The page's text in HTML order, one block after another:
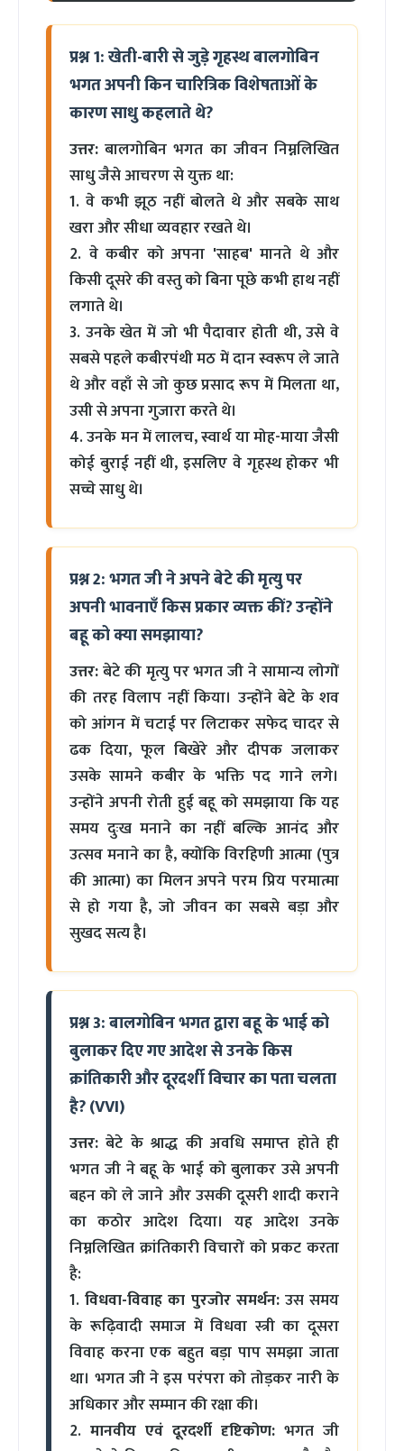
प्रश्न 1: खेती-बारी से जुड़े गृहस्थ बालगोबिन
भगत अपनी किन चारित्रिक विशेषताओं के
कारण साधु कहलाते थे?
उत्तर: बालगोबिन भगत का जीवन निम्नलिखित
साधु जैसे आचरण से युक्त था:
1. वे कभी झूठ नहीं बोलते थे और सबके साथ
खरा और सीधा व्यवहार रखते थे।
2. वे कबीर को अपना 'साहब' मानते थे और
किसी दूसरे की वस्तु को बिना पूछे कभी हाथ नहीं
लगाते थे।
3. उनके खेत में जो भी पैदावार होती थी, उसे वे
सबसे पहले कबीरपंथी मठ में दान स्वरूप ले जाते
थे और वहाँ से जो कुछ प्रसाद रूप में मिलता था,
उसी से अपना गुजारा करते थे।
4. उनके मन में लालच, स्वार्थ या मोह-माया जैसी
कोई बुराई नहीं थी, इसलिए वे गृहस्थ होकर भी
सच्चे साधु थे।
प्रश्न 2: भगत जी ने अपने बेटे की मृत्यु पर
अपनी भावनाएँ किस प्रकार व्यक्त कीं? उन्होंने
बहू को क्या समझाया?
उत्तर:बेटे की मृत्यु पर भगत जी ने सामान्य लोगों
की तरह विलाप नहीं किया। उन्होंने बेटे के शव
को आंगन में चटाई पर लिटाकर सफेद चादर से
ढक दिया, फूल बिखेरे और दीपक जलाकर
उसके सामने कबीर के भक्ति पद गाने लगे।
उन्होंने अपनी रोती हुई बहू को समझाया कि यह
समय दुःख मनाने का नहीं बल्कि आनंद और
उत्सव मनाने का है, क्योंकि विरहिणी आत्मा (पुत्र
की आत्मा) का मिलन अपने परम प्रिय परमात्मा
से हो गया है, जो जीवन का सबसे बड़ा और
सुखद सत्य है।
प्रश्न 3: बालगोबिन भगत द्वारा बहू के भाई को
बुलाकर दिए गए आदेश से उनके किस
क्रांतिकारी और दूरदर्शी विचार का पता चलता
है? (VVI)
उत्तर: बेटे के श्राद्ध की अवधि समाप्त होते ही
भगत जी ने बहू के भाई को बुलाकर उसे अपनी
बहन को ले जाने और उसकी दूसरी शादी कराने
का कठोर आदेश दिया। यह आदेश उनके
निम्नलिखित क्रांतिकारी विचारों को प्रकट करता
है:
1.विधवा-विवाह का पुरजोर समर्थन:उस समय
के रूढ़िवादी समाज में विधवा स्त्री का दूसरा
विवाह करना एक बहुत बड़ा पाप समझा जाता
था। भगत जी ने इस परंपरा को तोड़कर नारी के
अधिकार और सम्मान की रक्षा की।
2. मानवीय एवं दूरदर्शी दृष्टिकोण: भगत जी